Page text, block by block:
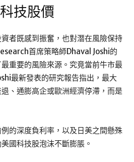
技股價
者既感到振奮，也對潛在風險保持
首席策略師Dhaval Joshi的
重要的風險來源。究竟當前牛市最
最新發表的研究報告指出，最大
、通膨高企或歐洲經濟停滯，而是
的深度負利率，以及日美之間懸殊
國科技股泡沫不斷膨脹。